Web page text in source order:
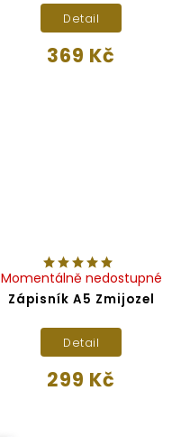
369 Kč
Detail
Zápisník A5 Zmijozel
Momentálně nedostupné
299 Kč
Detail